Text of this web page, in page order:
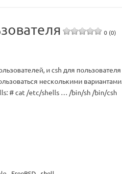
0 (0)
и csh для пользователя
несколькими вариантами.
# cat /etc/shells … /bin/sh /bin/csh